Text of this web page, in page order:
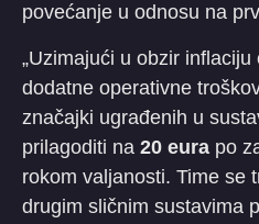
povećanje u odnosu na
„Uzimajući u obzir
dodatne operativne
značajki ugrađenih u
prilagoditi na 20 eura po
rokom valjanosti. Time se
drugim sličnim sustavima